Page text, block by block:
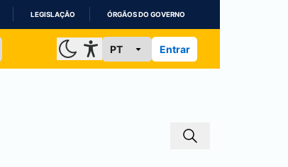
LEGISLAÇÃO ÓRGÃOS DO GOVERNO
Entrar